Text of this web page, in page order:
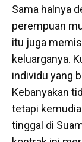
Sama halnya
perempuan
itu juga
keluarganya.
individu yang
Kebanyakan
tetapi
tinggal di